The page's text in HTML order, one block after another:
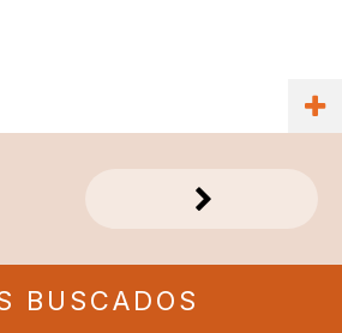
BUSCADOS